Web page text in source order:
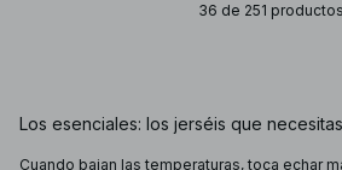
36 de 251 productos
Los esenciales: los jerséis que necesitas
Cuando bajan las temperaturas, toca echar